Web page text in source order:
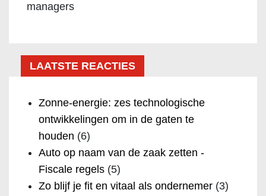
managers
LAATSTE REACTIES
Zonne-energie: zes technologische
ontwikkelingen om in de gaten te
houden (6)
Auto op naam van de zaak zetten -
Fiscale regels (5)
Zo blijf je fit en vitaal als ondernemer (3)